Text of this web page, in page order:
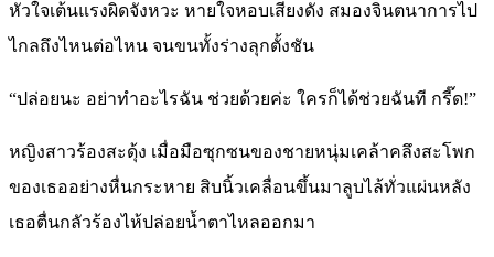
หัวใจเต้นแรงผิดจังหวะ หายใจหอบเสียงดัง สมองจินตนาการไป
ไกลถึงไหนต่อไหน จนขนทั้งร่างลุกตั้งชัน
“ปล่อยนะ อย่าทำอะไรฉัน ช่วยด้วยค่ะ ใครก็ได้ช่วยฉันที กรี๊ด!”
หญิงสาวร้องสะดุ้ง เมื่อมือซุกซนของชายหนุ่มเคล้าคลึงสะโพก
ของเธออย่างหื่นกระหาย สิบนิ้วเคลื่อนขึ้นมาลูบไล้ทั่วแผ่นหลัง
เธอตื่นกลัวร้องไห้ปล่อยน้ำตาไหลออกมา